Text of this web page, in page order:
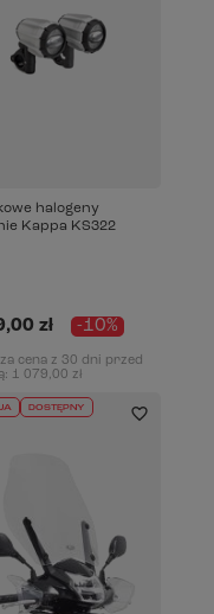
halogeny
Kappa KS322
zł -10%
cena z 30 dni przed
1 079,00 zł
DOSTĘPNY